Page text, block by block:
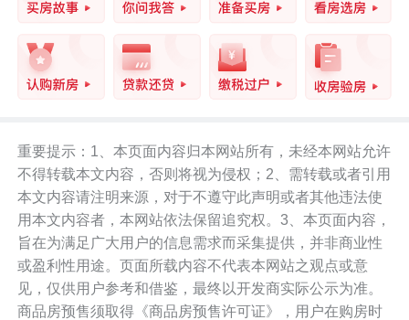
重要提示：1、本页面内容归本网站所有，未经本网站允许
不得转载本文内容，否则将视为侵权；2、需转载或者引用
本文内容请注明来源，对于不遵守此声明或者其他违法使
用本文内容者，本网站依法保留追究权。3、本页面内容，
旨在为满足广大用户的信息需求而采集提供，并非商业性
或盈利性用途。页面所载内容不代表本网站之观点或意
见，仅供用户参考和借鉴，最终以开发商实际公示为准。
商品房预售须取得《商品房预售许可证》，用户在购房时